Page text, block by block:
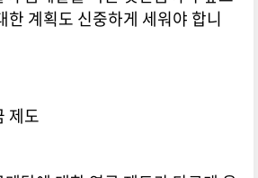
한 계획도 신중하게 세워야 합니
제도